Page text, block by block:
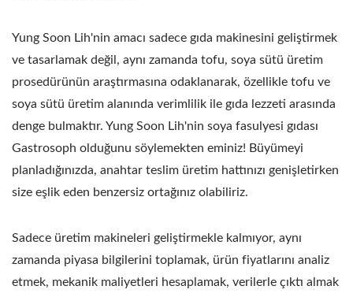
Yung Soon Lih'nin amacı sadece gıda makinesini geliştirmek
ve tasarlamak değil, aynı zamanda tofu, soya sütü üretim
prosedürünün araştırmasına odaklanarak, özellikle tofu ve
soya sütü üretim alanında verimlilik ile gıda lezzeti arasında
denge bulmaktır. Yung Soon Lih'nin soya fasulyesi gıdası
Gastrosoph olduğunu söylemekten eminiz! Büyümeyi
planladığınızda, anahtar teslim üretim hattınızı genişletirken
size eşlik eden benzersiz ortağınız olabiliriz.
Sadece üretim makineleri geliştirmekle kalmıyor, aynı
zamanda piyasa bilgilerini toplamak, ürün fiyatlarını analiz
etmek, mekanik maliyetleri hesaplamak, verilerle çıktı almak